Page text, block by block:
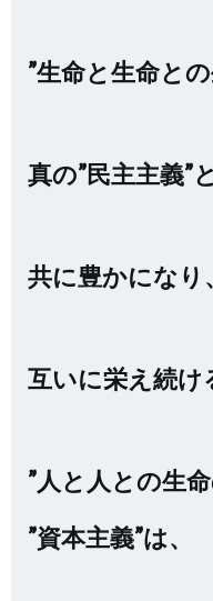
”生命と生命と
真の”民主主義”
共に豊かになり、
互いに栄え続け
”人と人との生命
”資本主義”は、